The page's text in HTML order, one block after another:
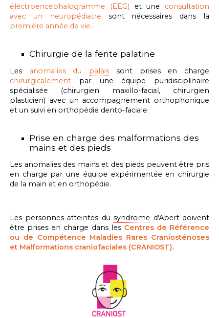
éléctroencéphalogramme (EEG) et une consultation
avec un neuropédiatre sont nécessaires dans la
première année de vie.
Chirurgie de la fente palatine
Les anomalies du palais sont prises en charge
chirurgicalement par une équipe puridisciplinaire
spécialisée (chirurgien maxillo-facial, chirurgien
plasticien) avec un accompagnement orthophonique
et un suivi en orthopédie dento-faciale.
Prise en charge des malformations des
mains et des pieds
Les anomalies des mains et des pieds peuvent être pris
en charge par une équipe expérimentée en chirurgie
de la main et en orthopédie.
Les personnes atteintes du syndrome d'Apert doivent
être prises en charge dans les Centres de Référence
ou de Compétence Maladies Rares Craniosténoses
et Malformations craniofaciales (CRANIOST).